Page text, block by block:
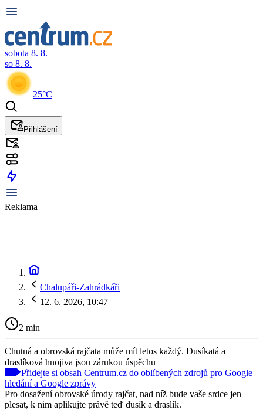
sobota 8. 8.
so 8. 8.
25°C
Přihlášení
Reklama
Chalupáři-Zahrádkáři
12. 6. 2026, 10:47
2 min
Chutná a obrovská rajčata může mít letos každý. Dusíkatá a
draslíková hnojiva jsou zárukou úspěchu
Přidejte si obsah Centrum.cz do oblíbených zdrojů pro Google
hledání a Google zprávy
Pro dosažení obrovské úrody rajčat, nad níž bude vaše srdce jen
plesat, k nim aplikujte právě teď dusík a draslík.